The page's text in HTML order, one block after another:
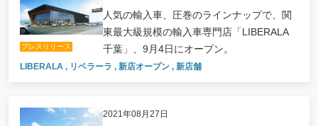
プレスリリース
人気の輸入車、圧巻のラインナップで、関
東最大級規模の輸入車専門店「LIBERALA
千葉」、9月4日にオープン。
LIBERALA , リベラーラ , 新店オープン , 新店舗
2021年08月27日